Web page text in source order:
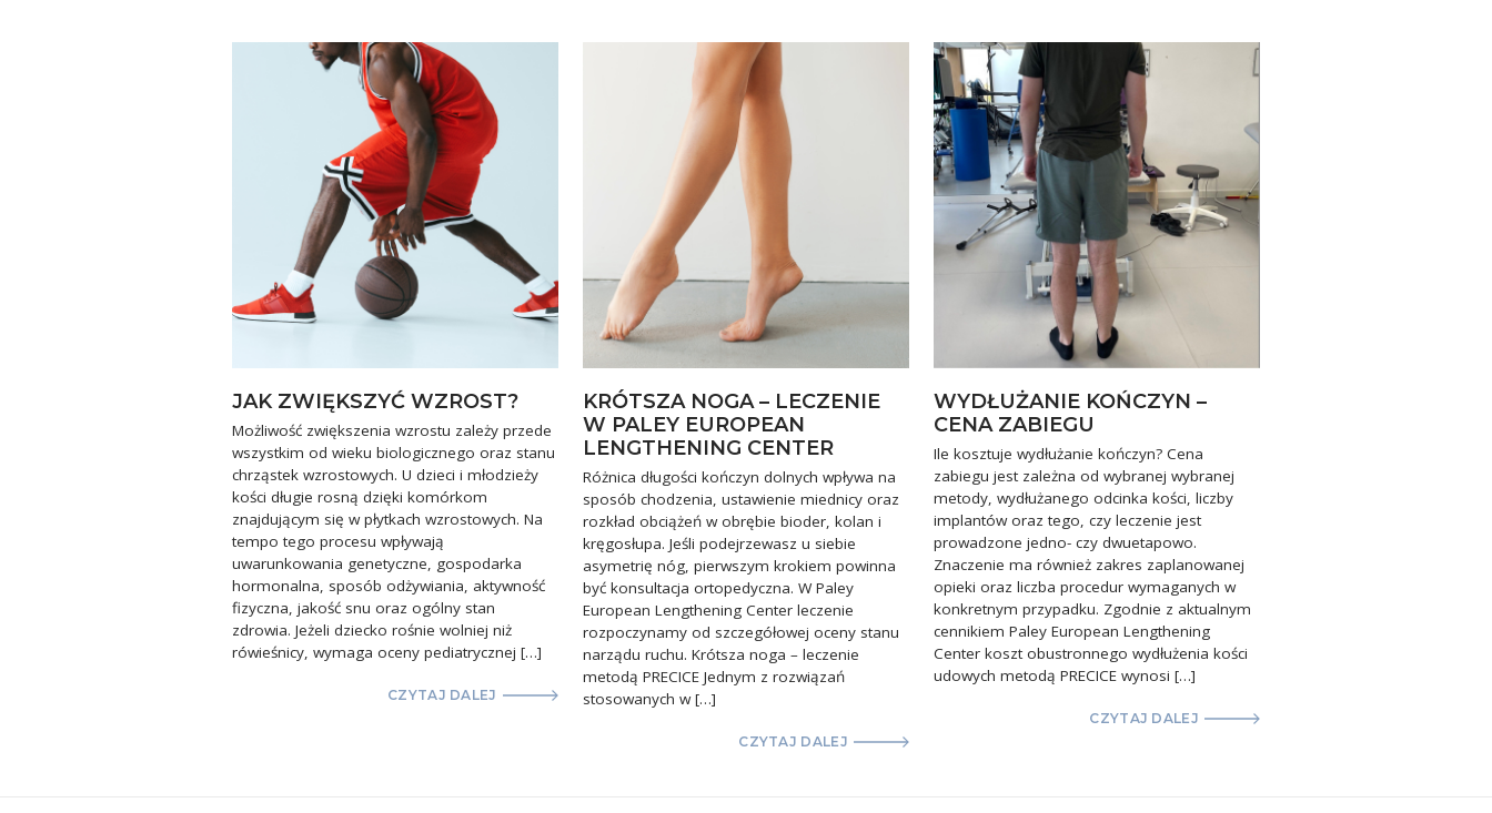
JAK ZWIĘKSZYĆ WZROST?
Możliwość zwiększenia wzrostu zależy przede
wszystkim od wieku biologicznego oraz stanu
chrząstek wzrostowych. U dzieci i młodzieży
kości długie rosną dzięki komórkom
znajdującym się w płytkach wzrostowych. Na
tempo tego procesu wpływają
uwarunkowania genetyczne, gospodarka
hormonalna, sposób odżywiania, aktywność
fizyczna, jakość snu oraz ogólny stan
zdrowia. Jeżeli dziecko rośnie wolniej niż
rówieśnicy, wymaga oceny pediatrycznej […]
CZYTAJ DALEJ
KRÓTSZA NOGA – LECZENIE
W PALEY EUROPEAN
LENGTHENING CENTER
Różnica długości kończyn dolnych wpływa na
sposób chodzenia, ustawienie miednicy oraz
rozkład obciążeń w obrębie bioder, kolan i
kręgosłupa. Jeśli podejrzewasz u siebie
asymetrię nóg, pierwszym krokiem powinna
być konsultacja ortopedyczna. W Paley
European Lengthening Center leczenie
rozpoczynamy od szczegółowej oceny stanu
narządu ruchu. Krótsza noga – leczenie
metodą PRECICE Jednym z rozwiązań
stosowanych w […]
CZYTAJ DALEJ
WYDŁUŻANIE KOŃCZYN –
CENA ZABIEGU
Ile kosztuje wydłużanie kończyn? Cena
zabiegu jest zależna od wybranej wybranej
metody, wydłużanego odcinka kości, liczby
implantów oraz tego, czy leczenie jest
prowadzone jedno- czy dwuetapowo.
Znaczenie ma również zakres zaplanowanej
opieki oraz liczba procedur wymaganych w
konkretnym przypadku. Zgodnie z aktualnym
cennikiem Paley European Lengthening
Center koszt obustronnego wydłużenia kości
udowych metodą PRECICE wynosi […]
CZYTAJ DALEJ